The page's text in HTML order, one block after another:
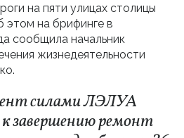
на пяти улицах столицы
этом на брифинге в
сообщила начальник
жизнедеятельности
силами ЛЭЛУА
завершению ремонт